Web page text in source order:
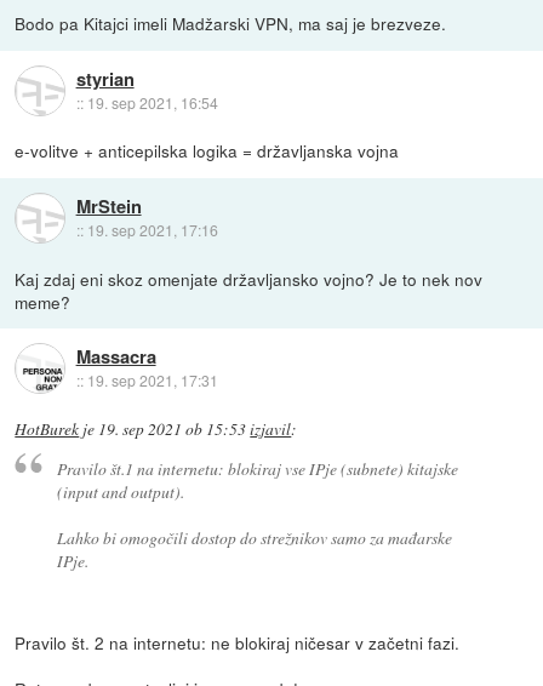
Bodo pa Kitajci imeli Madžarski VPN, ma saj je brezveze.
styrian
:: 19. sep 2021, 16:54
e-volitve + anticepilska logika = državljanska vojna
MrStein
:: 19. sep 2021, 17:16
Kaj zdaj eni skoz omenjate državljansko vojno? Je to nek nov
meme?
Massacra
:: 19. sep 2021, 17:31
HotBurek je 19. sep 2021 ob 15:53izjavil:
Pravilo št.1 na internetu: blokiraj vse IPje (subnete) kitajske
(input and output).
Lahko bi omogočili dostop do strežnikov samo za mađarske
IPje.
Pravilo št. 2 na internetu: ne blokiraj ničesar v začetni fazi.